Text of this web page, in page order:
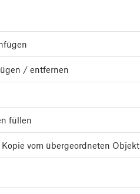
/ entfernen
füllen
vom übergeordneten Objekt